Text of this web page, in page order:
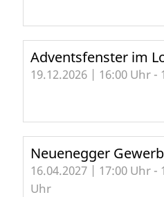
Adventsfenster im
19.12.2026 | 16:00 Uhr -
Neuenegger
16.04.2027 | 17:00 Uhr -
Uhr